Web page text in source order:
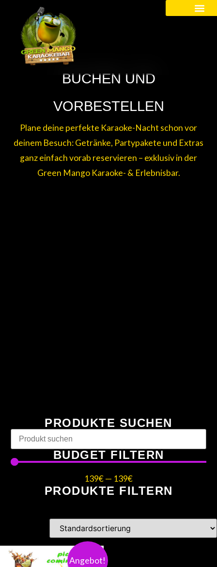
BUCHEN UND
VORBESTELLEN
Plane deine perfekte Karaoke-Nacht schon vor
deinem Besuch: Getränke, Partypakete und Extras
ganz einfach vorab reservieren – exklusiv in der
Green Mango Karaoke- & Erlebnisbar.
PRODUKTE SUCHEN
BUDGET FILTERN
139€— 139€
PRODUKTE FILTERN
Angebot!